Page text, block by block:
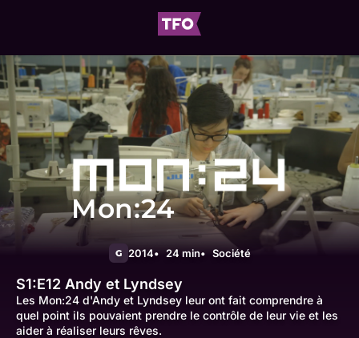
Mon:24
G 2014 24 min Société
S1:E12 Andy et Lyndsey
Les Mon:24 d'Andy et Lyndsey leur ont fait comprendre à
quel point ils pouvaient prendre le contrôle de leur vie et les
aider à réaliser leurs rêves.